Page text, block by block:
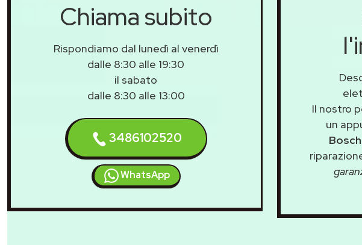
Chiama subito
Rispondiamo dal lunedì al venerdì
dalle 8:30 alle 19:30
il sabato
dalle 8:30 alle 13:00
3486102520
WhatsApp
Il nostro
un